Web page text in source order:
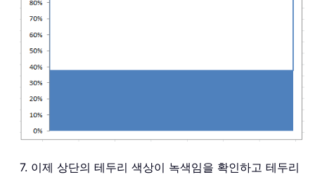
7. 이제 상단의 테두리 색상이 녹색임을 확인하고 테두리